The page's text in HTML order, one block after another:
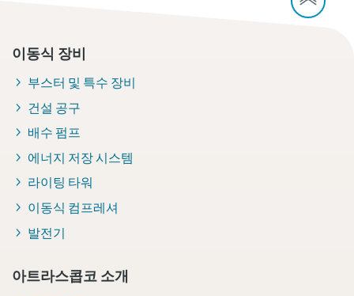
이동식 장비
부스터 및 특수 장비
건설 공구
배수 펌프
에너지 저장 시스템
라이팅 타워
이동식 컴프레셔
발전기
아트라스콥코 소개